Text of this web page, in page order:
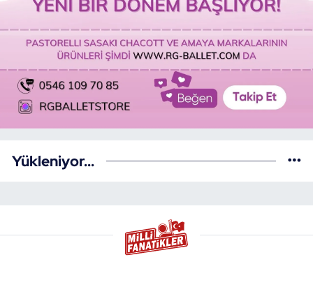
Yükleniyor...